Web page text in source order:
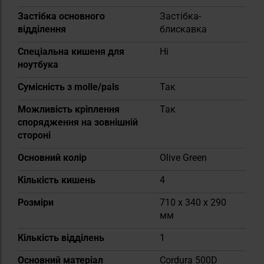
Застібка основного
відділення
Застібка-
блискавка
Спеціальна кишеня для
ноутбука
Ні
Сумісність з molle/pals
Так
Можливість кріплення
спорядження на зовнішній
стороні
Так
Основний колір
Olive Green
Кількість кишень
4
Розміри
710 x 340 x 290
мм
Кількість відділень
1
Основний матеріал
Cordura 500D